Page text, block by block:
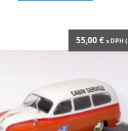
55,00€ s DPH (